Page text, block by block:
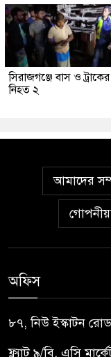
সিরাজগঞ্জে বাস ও ট্রাকের
নিহত ২
আমাদের
অফিস
৮৭, নিউ ইস্কাটন
ফ্ল্যাট ৯/বি, এসি